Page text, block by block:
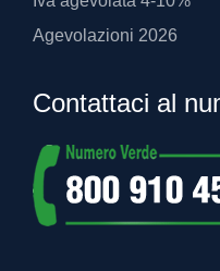
Agevolazioni 2026
Contattaci al